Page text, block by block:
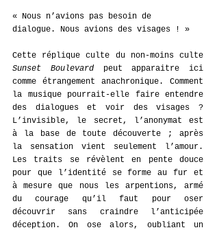
« Nous n’avions pas besoin de
dialogue. Nous avions des visages ! »
Sunset Boulevard peut apparaitre ici
comme étrangement anachronique. Comment
la musique pourrait-elle faire entendre
des dialogues et voir des visages ?
L’invisible, le secret, l’anonymat est
à la base de toute découverte ; après
la sensation vient seulement l’amour.
Les traits se révèlent en pente douce
pour que l’identité se forme au fur et
à mesure que nous les arpentions, armé
du courage qu’il faut pour oser
découvrir sans craindre l’anticipée
déception. On ose alors, oubliant un